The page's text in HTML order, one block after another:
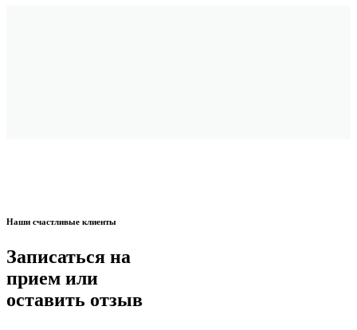
Наши счастливые клиенты
Записаться на
прием или
оставить отзыв